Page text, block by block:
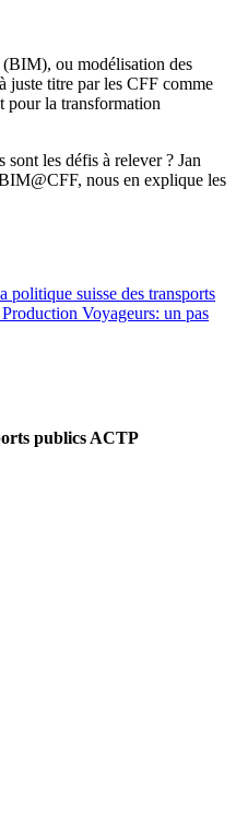
ou modélisation des
juste titre par les CFF comme
pour la transformation
les défis à relever ? Jan
nous en explique les
politique suisse des transports
Voyageurs: un pas
publics ACTP